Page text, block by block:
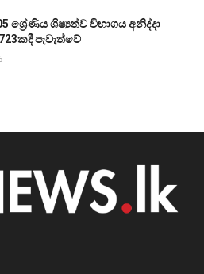
ශ්‍රේණිය ශිෂ්‍යත්ව විභාගය අනිද්දා
පැවැත්වේ